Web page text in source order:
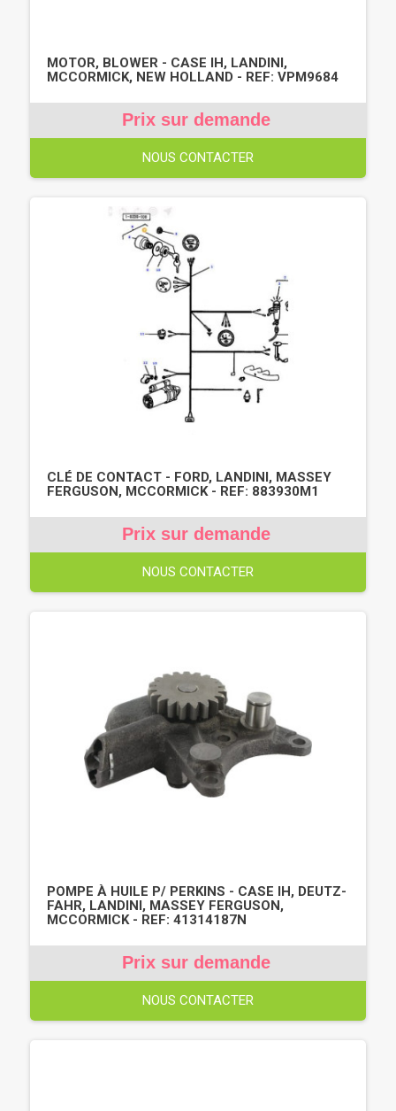
MOTOR, BLOWER - CASE IH, LANDINI,
MCCORMICK, NEW HOLLAND - REF: VPM9684
Prix sur demande
NOUS CONTACTER
CLÉ DE CONTACT - FORD, LANDINI, MASSEY
FERGUSON, MCCORMICK - REF: 883930M1
Prix sur demande
NOUS CONTACTER
POMPE À HUILE P/ PERKINS - CASE IH, DEUTZ-
FAHR, LANDINI, MASSEY FERGUSON,
MCCORMICK - REF: 41314187N
Prix sur demande
NOUS CONTACTER